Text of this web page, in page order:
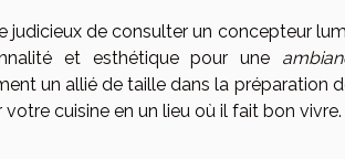
judicieux de consulter un concepteur
et esthétique pour une
un allié de taille dans la préparation
cuisine en un lieu où il fait bon vivre.